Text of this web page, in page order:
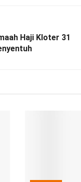
Haji Kloter 31